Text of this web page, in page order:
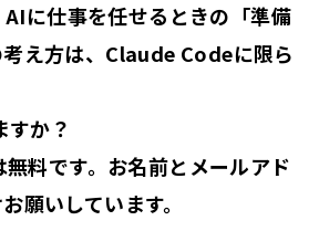
に仕事を任せるときの「準備
え方は、Claude Codeに限ら
すか？
料です。お名前とメールアド
願いしています。